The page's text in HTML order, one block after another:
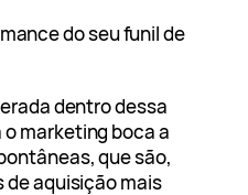
do seu funil de
dentro dessa
marketing boca a
que são,
de aquisição mais